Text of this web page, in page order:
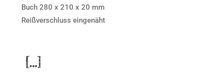
Buch 280 x 210 x 20 mm
Reißverschluss eingenäht